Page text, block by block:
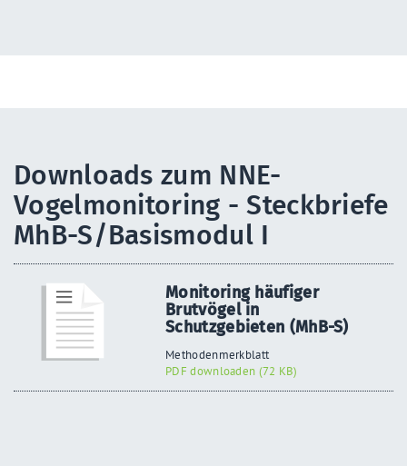
Downloads zum NNE-
Vogelmonitoring - Steckbriefe
MhB-S/Basismodul I
Monitoring häufiger
Brutvögel in
Schutzgebieten (MhB-S)
Methodenmerkblatt
PDF downloaden (72 KB)